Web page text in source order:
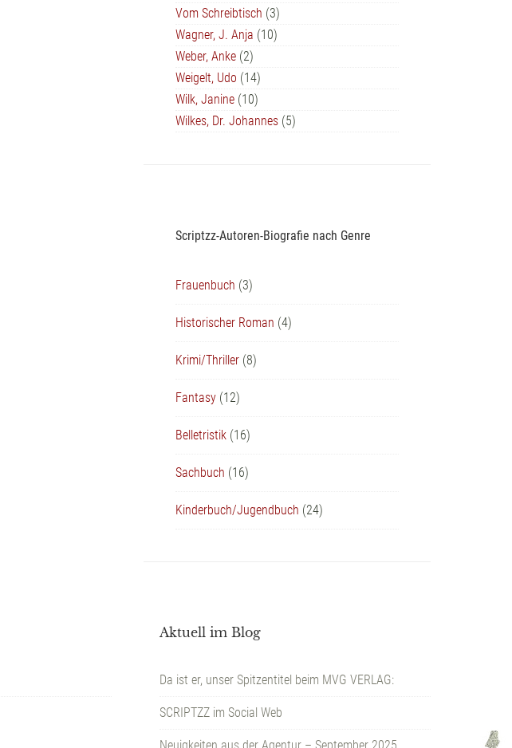
Vom Schreibtisch (3)
Wagner, J. Anja (10)
Weber, Anke (2)
Weigelt, Udo (14)
Wilk, Janine (10)
Wilkes, Dr. Johannes (5)
Scriptzz-Autoren-Biografie nach Genre
Frauenbuch (3)
Historischer Roman (4)
Krimi/Thriller (8)
Fantasy (12)
Belletristik (16)
Sachbuch (16)
Kinderbuch/Jugendbuch (24)
Aktuell im Blog
Da ist er, unser Spitzentitel beim MVG VERLAG:
SCRIPTZZ im Social Web